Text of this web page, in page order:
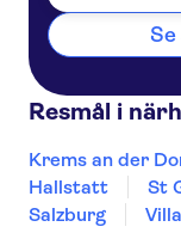
Resmål i
Krems an der
Hallstatt
St
Salzburg